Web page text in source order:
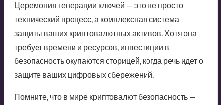
Церемония генерации ключей — это не просто
технический процесс, а комплексная система
защиты ваших криптовалютных активов. Хотя она
требует времени и ресурсов, инвестиции в
безопасность окупаются сторицей, когда речь идет о
защите ваших цифровых сбережений.
Помните, что в мире криптовалют безопасность —